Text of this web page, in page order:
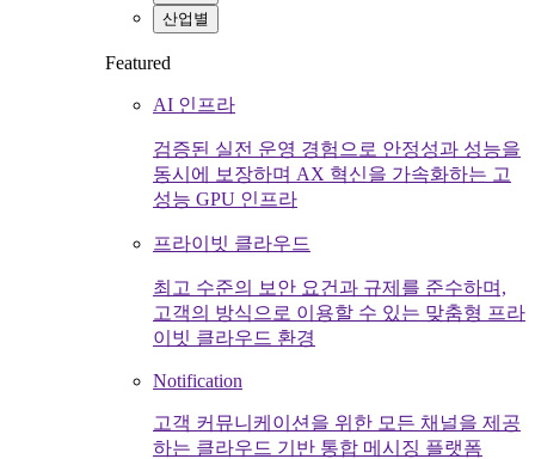
산업별
Featured
AI 인프라
검증된 실전 운영 경험으로 안정성과 성능을
동시에 보장하며 AX 혁신을 가속화하는 고
성능 GPU 인프라
프라이빗 클라우드
최고 수준의 보안 요건과 규제를 준수하며,
고객의 방식으로 이용할 수 있는 맞춤형 프라
이빗 클라우드 환경
Notification
고객 커뮤니케이션을 위한 모든 채널을 제공
하는 클라우드 기반 통합 메시징 플랫폼